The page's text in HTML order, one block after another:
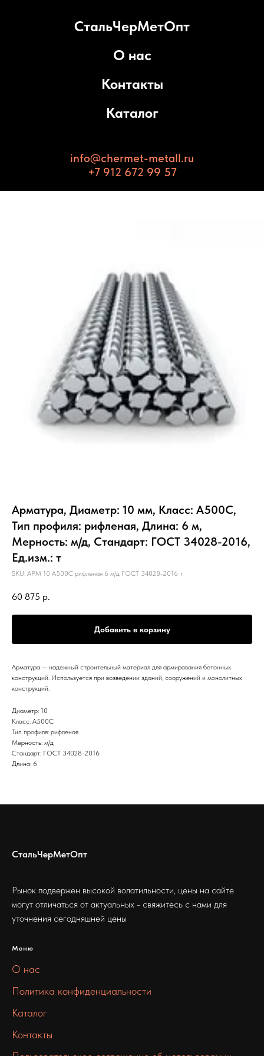
СтальЧерМетОпт
О нас
Контакты
Каталог
info@chermet-metall.ru
+7 912 672 99 57
Арматура, Диаметр: 10 мм, Класс: А500С,
Тип профиля: рифленая, Длина: 6 м,
Мерность: м/д, Стандарт: ГОСТ 34028-2016,
Ед.изм.: т
SKU: АРМ 10 А500С рифленая 6 м/д ГОСТ 34028-2016 т
60 875 р.
Добавить в корзину
Арматура — надежный строительный материал для армирования бетонных
конструкций. Используется при возведении зданий, сооружений и монолитных
конструкций.
Диаметр: 10
Класс: А500С
Тип профиля: рифленая
Мерность: м/д
Стандарт: ГОСТ 34028-2016
Длина: 6
СтальЧерМетОпт
Рынок подвержен высокой волатильности, цены на сайте
могут отличаться от актуальных - свяжитесь с нами для
уточнения сегодняшней цены
Меню
О нас
Политика конфиденциальности
Каталог
Контакты